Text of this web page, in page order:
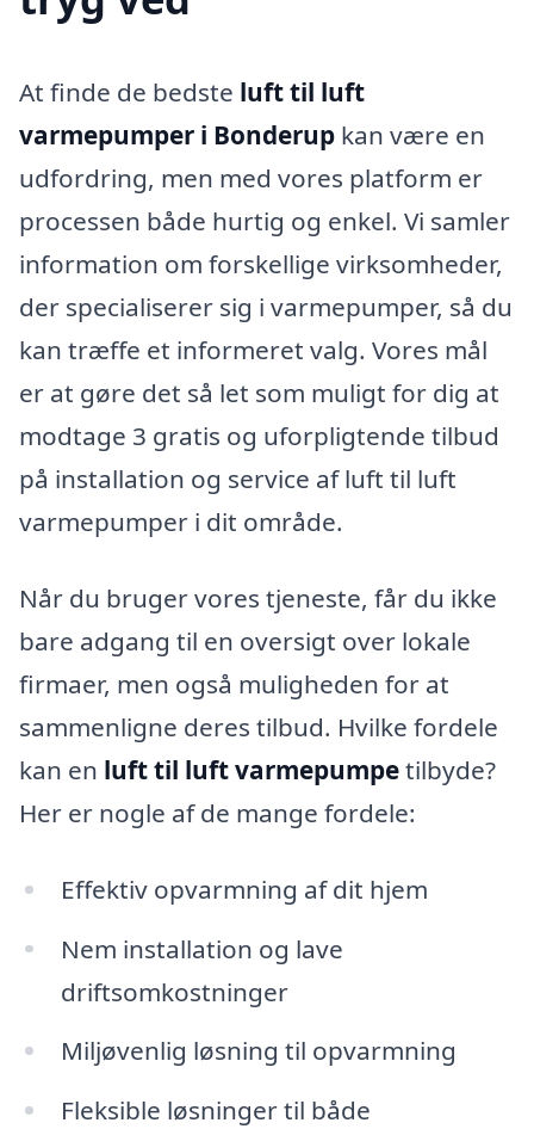
At finde de bedste luft til luft
varmepumper i Bonderup kan være en
udfordring, men med vores platform er
processen både hurtig og enkel. Vi samler
information om forskellige virksomheder,
der specialiserer sig i varmepumper, så du
kan træffe et informeret valg. Vores mål
er at gøre det så let som muligt for dig at
modtage 3 gratis og uforpligtende tilbud
på installation og service af luft til luft
varmepumper i dit område.
Når du bruger vores tjeneste, får du ikke
bare adgang til en oversigt over lokale
firmaer, men også muligheden for at
sammenligne deres tilbud. Hvilke fordele
kan en luft til luft varmepumpetilbyde?
Her er nogle af de mange fordele:
Effektiv opvarmning af dit hjem
Nem installation og lave
driftsomkostninger
Miljøvenlig løsning til opvarmning
Fleksible løsninger til både